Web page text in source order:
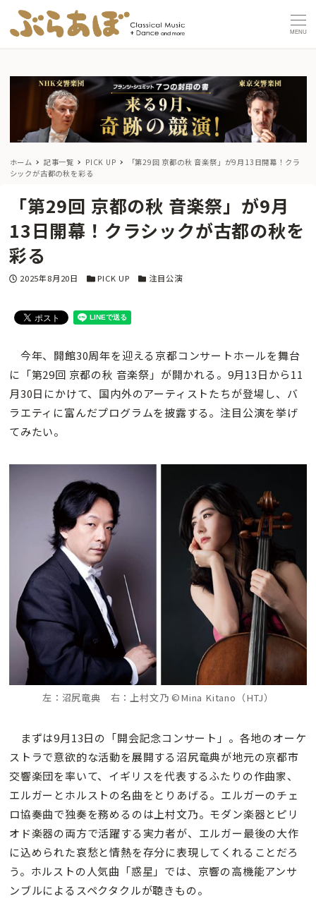
MENU
ホーム 記事一覧 PICK UP
「第29回 京都の秋 音楽祭」が9月13日開幕！クラ
シックが古都の秋を彩る
「第29回 京都の秋 音楽祭」が9月
13日開幕！クラシックが古都の秋を
彩る
投稿日
2025年8月20日 カテゴリー
PICK UP カテゴリー
注目公演
今年、開館30周年を迎える京都コンサートホールを舞台
に「第29回 京都の秋 音楽祭」が開かれる。9月13日から11
月30日にかけて、国内外のアーティストたちが登場し、バ
ラエティに富んだプログラムを披露する。注目公演を挙げ
てみたい。
左：沼尻竜典 右：上村文乃 ©Mina Kitano（HTJ）
まずは9月13日の「開会記念コンサート」。各地のオーケ
ストラで意欲的な活動を展開する沼尻竜典が地元の京都市
交響楽団を率いて、イギリスを代表するふたりの作曲家、
エルガーとホルストの名曲をとりあげる。エルガーのチェ
ロ協奏曲で独奏を務めるのは上村文乃。モダン楽器とピリ
オド楽器の両方で活躍する実力者が、エルガー最後の大作
に込められた哀愁と情熱を存分に表現してくれることだろ
う。ホルストの人気曲「惑星」では、京響の高機能アンサ
ンブルによるスペクタクルが聴きもの。